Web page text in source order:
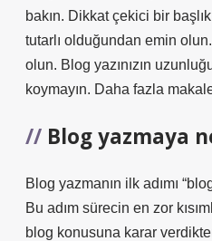
bakın. Dikkat çekici bir
tutarlı olduğundan emin
olun. Blog yazınızın
koymayın. Daha fazla
Blog yazmaya
Blog yazmanın ilk adımı
Bu adım sürecin en zor
blog konusuna karar